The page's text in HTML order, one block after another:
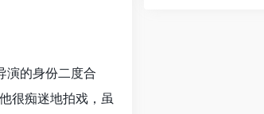
演的身份二度合
很痴迷地拍戏，虽